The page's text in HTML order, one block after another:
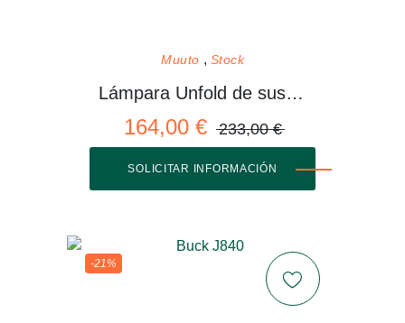
Muuto Stock
Lámpara Unfold de suspensión
164,00 € 233,00 €
SOLICITAR INFORMACIÓN
-21%